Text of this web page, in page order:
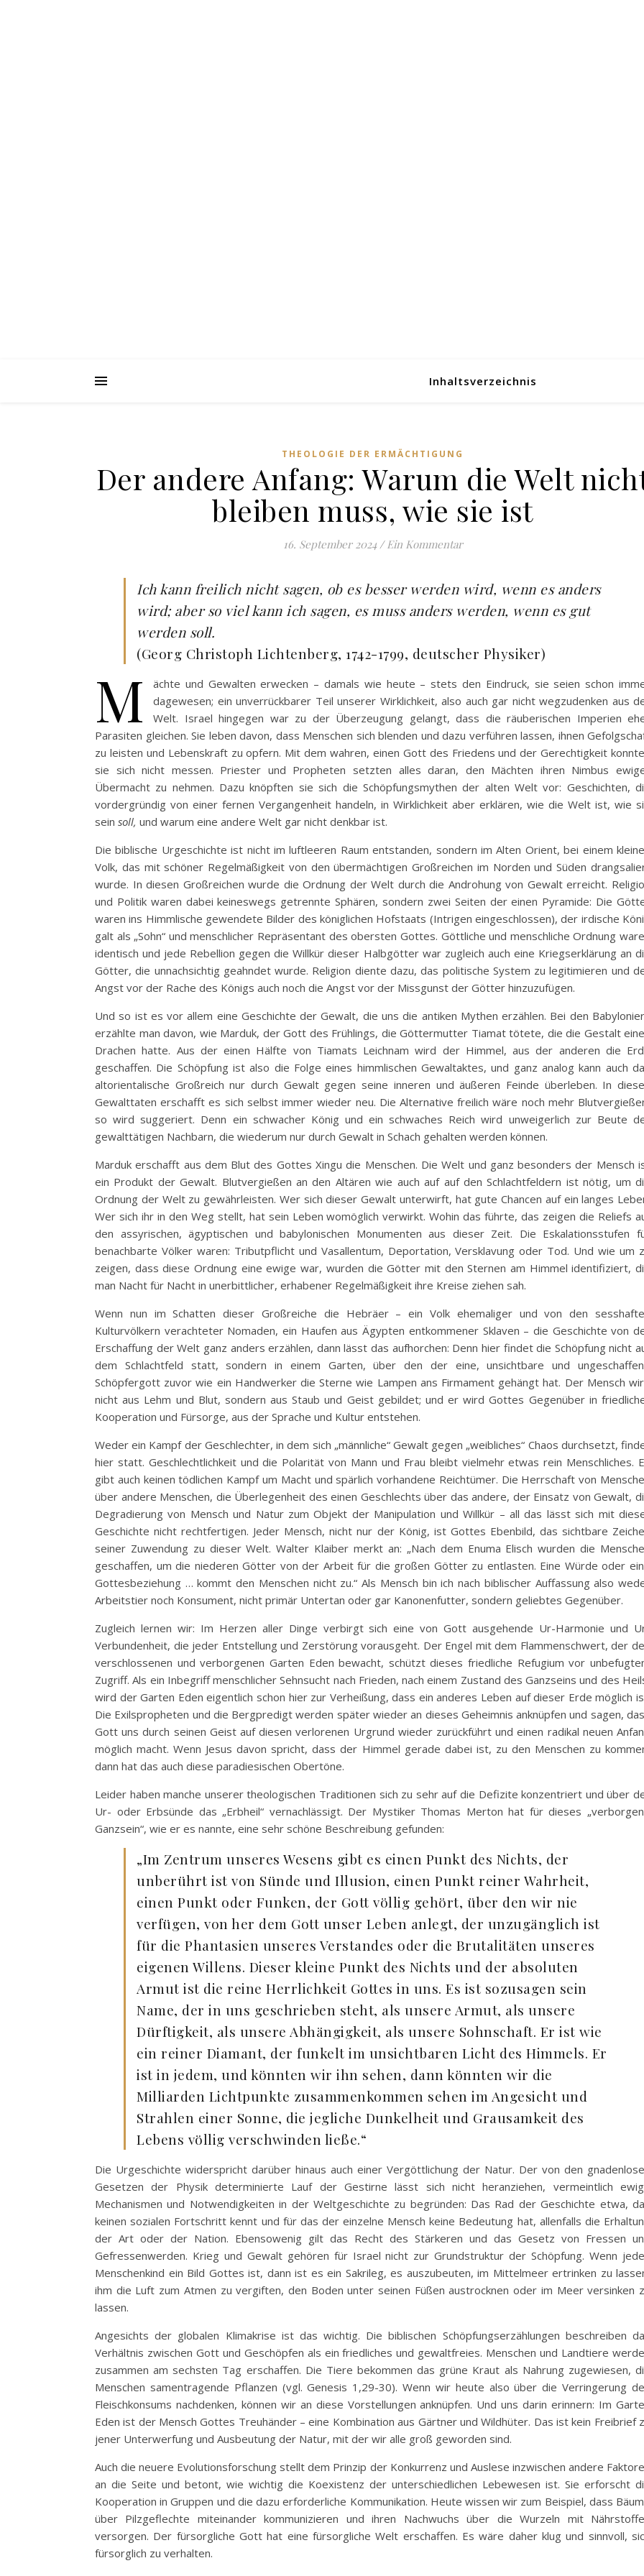
Inhaltsverzeichnis
THEOLOGIE DER ERMÄCHTIGUNG
Der andere Anfang: Warum die Welt
bleiben muss, wie sie ist
16. September 2024 / Ein Kommentar
Ich kann freilich nicht sagen, ob es besser werden wird, wenn es anders
wird; aber so viel kann ich sagen, es muss anders werden, wenn es gut
werden soll.
(Georg Christoph Lichtenberg, 1742-1799, deutscher Physiker)
M
ächte und Gewalten erwecken – damals wie heute – stets den Eindruck, sie seien schon
dagewesen; ein unverrückbarer Teil unserer Wirklichkeit, also auch gar nicht wegzudenken aus
Welt. Israel hingegen war zu der Überzeugung gelangt, dass die räuberischen Imperien
Parasiten gleichen. Sie leben davon, dass Menschen sich blenden und dazu verführen lassen, ihnen
zu leisten und Lebenskraft zu opfern. Mit dem wahren, einen Gott des Friedens und der Gerechtigkeit
sie sich nicht messen. Priester und Propheten setzten alles daran, den Mächten ihren Nimbus
Übermacht zu nehmen. Dazu knöpften sie sich die Schöpfungsmythen der alten Welt vor: Geschichten,
vordergründig von einer fernen Vergangenheit handeln, in Wirklichkeit aber erklären, wie die Welt ist, wie
sein soll, und warum eine andere Welt gar nicht denkbar ist.
Die biblische Urgeschichte ist nicht im luftleeren Raum entstanden, sondern im Alten Orient, bei einem
Volk, das mit schöner Regelmäßigkeit von den übermächtigen Großreichen im Norden und Süden
wurde. In diesen Großreichen wurde die Ordnung der Welt durch die Androhung von Gewalt erreicht.
und Politik waren dabei keineswegs getrennte Sphären, sondern zwei Seiten der einen Pyramide: Die
waren ins Himmlische gewendete Bilder des königlichen Hofstaats (Intrigen eingeschlossen), der irdische
galt als „Sohn“ und menschlicher Repräsentant des obersten Gottes. Göttliche und menschliche Ordnung
identisch und jede Rebellion gegen die Willkür dieser Halbgötter war zugleich auch eine Kriegserklärung an
Götter, die unnachsichtig geahndet wurde. Religion diente dazu, das politische System zu legitimieren und
Angst vor der Rache des Königs auch noch die Angst vor der Missgunst der Götter hinzuzufügen.
Und so ist es vor allem eine Geschichte der Gewalt, die uns die antiken Mythen erzählen. Bei den
erzählte man davon, wie Marduk, der Gott des Frühlings, die Göttermutter Tiamat tötete, die die Gestalt
Drachen hatte. Aus der einen Hälfte von Tiamats Leichnam wird der Himmel, aus der anderen die
geschaffen. Die Schöpfung ist also die Folge eines himmlischen Gewaltaktes, und ganz analog kann auch
altorientalische Großreich nur durch Gewalt gegen seine inneren und äußeren Feinde überleben. In
Gewalttaten erschafft es sich selbst immer wieder neu. Die Alternative freilich wäre noch mehr
so wird suggeriert. Denn ein schwacher König und ein schwaches Reich wird unweigerlich zur Beute
gewalttätigen Nachbarn, die wiederum nur durch Gewalt in Schach gehalten werden können.
Marduk erschafft aus dem Blut des Gottes Xingu die Menschen. Die Welt und ganz besonders der Mensch
ein Produkt der Gewalt. Blutvergießen an den Altären wie auch auf auf den Schlachtfeldern ist nötig, um
Ordnung der Welt zu gewährleisten. Wer sich dieser Gewalt unterwirft, hat gute Chancen auf ein langes
Wer sich ihr in den Weg stellt, hat sein Leben womöglich verwirkt. Wohin das führte, das zeigen die Reliefs
den assyrischen, ägyptischen und babylonischen Monumenten aus dieser Zeit. Die Eskalationsstufen
benachbarte Völker waren: Tributpflicht und Vasallentum, Deportation, Versklavung oder Tod. Und wie um
zeigen, dass diese Ordnung eine ewige war, wurden die Götter mit den Sternen am Himmel identifiziert,
man Nacht für Nacht in unerbittlicher, erhabener Regelmäßigkeit ihre Kreise ziehen sah.
Wenn nun im Schatten dieser Großreiche die Hebräer – ein Volk ehemaliger und von den
Kulturvölkern verachteter Nomaden, ein Haufen aus Ägypten entkommener Sklaven – die Geschichte von
Erschaffung der Welt ganz anders erzählen, dann lässt das aufhorchen: Denn hier findet die Schöpfung nicht
dem Schlachtfeld statt, sondern in einem Garten, über den der eine, unsichtbare und
Schöpfergott zuvor wie ein Handwerker die Sterne wie Lampen ans Firmament gehängt hat. Der Mensch
nicht aus Lehm und Blut, sondern aus Staub und Geist gebildet; und er wird Gottes Gegenüber in
Kooperation und Fürsorge, aus der Sprache und Kultur entstehen.
Weder ein Kampf der Geschlechter, in dem sich „männliche“ Gewalt gegen „weibliches“ Chaos durchsetzt,
hier statt. Geschlechtlichkeit und die Polarität von Mann und Frau bleibt vielmehr etwas rein Menschliches.
gibt auch keinen tödlichen Kampf um Macht und spärlich vorhandene Reichtümer. Die Herrschaft von
über andere Menschen, die Überlegenheit des einen Geschlechts über das andere, der Einsatz von Gewalt,
Degradierung von Mensch und Natur zum Objekt der Manipulation und Willkür – all das lässt sich mit
Geschichte nicht rechtfertigen. Jeder Mensch, nicht nur der König, ist Gottes Ebenbild, das sichtbare
seiner Zuwendung zu dieser Welt. Walter Klaiber merkt an: „Nach dem Enuma Elisch wurden die
geschaffen, um die niederen Götter von der Arbeit für die großen Götter zu entlasten. Eine Würde oder
Gottesbeziehung … kommt den Menschen nicht zu.“ Als Mensch bin ich nach biblischer Auffassung also
Arbeitstier noch Konsument, nicht primär Untertan oder gar Kanonenfutter, sondern geliebtes Gegenüber.
Zugleich lernen wir: Im Herzen aller Dinge verbirgt sich eine von Gott ausgehende Ur-Harmonie und
Verbundenheit, die jeder Entstellung und Zerstörung vorausgeht. Der Engel mit dem Flammenschwert, der
verschlossenen und verborgenen Garten Eden bewacht, schützt dieses friedliche Refugium vor
Zugriff. Als ein Inbegriff menschlicher Sehnsucht nach Frieden, nach einem Zustand des Ganzseins und des
wird der Garten Eden eigentlich schon hier zur Verheißung, dass ein anderes Leben auf dieser Erde möglich
Die Exilspropheten und die Bergpredigt werden später wieder an dieses Geheimnis anknüpfen und sagen,
Gott uns durch seinen Geist auf diesen verlorenen Urgrund wieder zurückführt und einen radikal neuen
möglich macht. Wenn Jesus davon spricht, dass der Himmel gerade dabei ist, zu den Menschen zu
dann hat das auch diese paradiesischen Obertöne.
Leider haben manche unserer theologischen Traditionen sich zu sehr auf die Defizite konzentriert und über
Ur- oder Erbsünde das „Erbheil“ vernachlässigt. Der Mystiker Thomas Merton hat für dieses
Ganzsein“, wie er es nannte, eine sehr schöne Beschreibung gefunden:
„Im Zentrum unseres Wesens gibt es einen Punkt des Nichts, der
unberührt ist von Sünde und Illusion, einen Punkt reiner Wahrheit,
einen Punkt oder Funken, der Gott völlig gehört, über den wir nie
verfügen, von her dem Gott unser Leben anlegt, der unzugänglich ist
für die Phantasien unseres Verstandes oder die Brutalitäten unseres
eigenen Willens. Dieser kleine Punkt des Nichts und der absoluten
Armut ist die reine Herrlichkeit Gottes in uns. Es ist sozusagen sein
Name, der in uns geschrieben steht, als unsere Armut, als unsere
Dürftigkeit, als unsere Abhängigkeit, als unsere Sohnschaft. Er ist wie
ein reiner Diamant, der funkelt im unsichtbaren Licht des Himmels. Er
ist in jedem, und könnten wir ihn sehen, dann könnten wir die
Milliarden Lichtpunkte zusammenkommen sehen im Angesicht und
Strahlen einer Sonne, die jegliche Dunkelheit und Grausamkeit des
Lebens völlig verschwinden ließe.“
Die Urgeschichte widerspricht darüber hinaus auch einer Vergöttlichung der Natur. Der von den
Gesetzen der Physik determinierte Lauf der Gestirne lässt sich nicht heranziehen, vermeintlich
Mechanismen und Notwendigkeiten in der Weltgeschichte zu begründen: Das Rad der Geschichte etwa,
keinen sozialen Fortschritt kennt und für das der einzelne Mensch keine Bedeutung hat, allenfalls die
der Art oder der Nation. Ebensowenig gilt das Recht des Stärkeren und das Gesetz von Fressen
Gefressenwerden. Krieg und Gewalt gehören für Israel nicht zur Grundstruktur der Schöpfung. Wenn
Menschenkind ein Bild Gottes ist, dann ist es ein Sakrileg, es auszubeuten, im Mittelmeer ertrinken zu
ihm die Luft zum Atmen zu vergiften, den Boden unter seinen Füßen austrocknen oder im Meer versinken
lassen.
Angesichts der globalen Klimakrise ist das wichtig. Die biblischen Schöpfungserzählungen beschreiben
Verhältnis zwischen Gott und Geschöpfen als ein friedliches und gewaltfreies. Menschen und Landtiere
zusammen am sechsten Tag erschaffen. Die Tiere bekommen das grüne Kraut als Nahrung zugewiesen,
Menschen samentragende Pflanzen (vgl. Genesis 1,29-30). Wenn wir heute also über die Verringerung
Fleischkonsums nachdenken, können wir an diese Vorstellungen anknüpfen. Und uns darin erinnern: Im
Eden ist der Mensch Gottes Treuhänder – eine Kombination aus Gärtner und Wildhüter. Das ist kein Freibrief
jener Unterwerfung und Ausbeutung der Natur, mit der wir alle groß geworden sind.
Auch die neuere Evolutionsforschung stellt dem Prinzip der Konkurrenz und Auslese inzwischen andere
an die Seite und betont, wie wichtig die Koexistenz der unterschiedlichen Lebewesen ist. Sie erforscht
Kooperation in Gruppen und die dazu erforderliche Kommunikation. Heute wissen wir zum Beispiel, dass
über Pilzgeflechte miteinander kommunizieren und ihren Nachwuchs über die Wurzeln mit
versorgen. Der fürsorgliche Gott hat eine fürsorgliche Welt erschaffen. Es wäre daher klug und sinnvoll,
fürsorglich zu verhalten.